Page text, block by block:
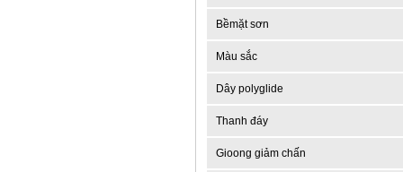
Bềmặt sơn
Màu sắc
Dây polyglide
Thanh đáy
Gioong giảm chấn